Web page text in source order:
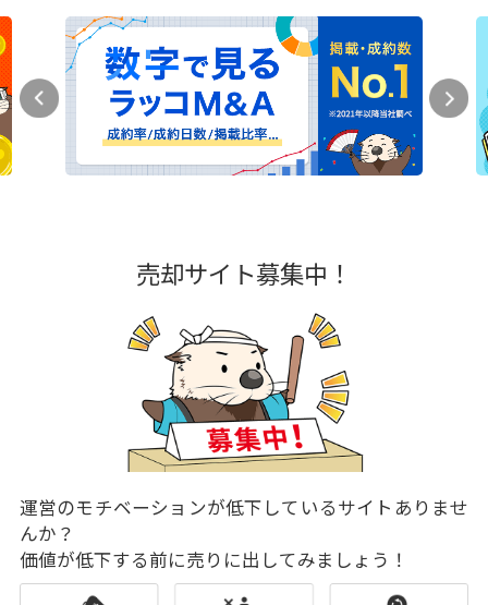
売却サイト募集中！
運営のモチベーションが低下しているサイトありませ
んか？
価値が低下する前に売りに出してみましょう！